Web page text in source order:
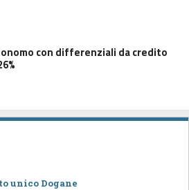
con differenziali da credito
unico Dogane